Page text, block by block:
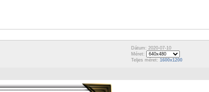
Dátum: 2020-07-10
Méret:
Teljes méret: 1600x1200